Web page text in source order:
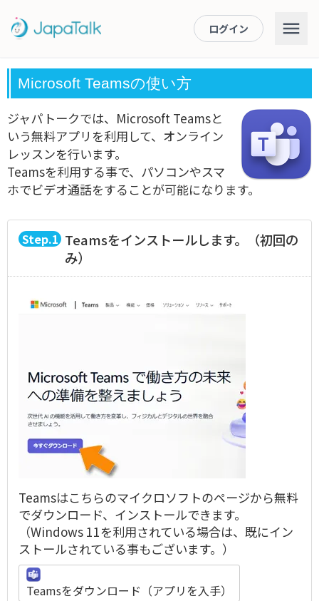
ログイン
Microsoft Teamsの使い方
ジャパトークでは、Microsoft Teamsと
いう無料アプリを利用して、オンライン
レッスンを行います。
Teamsを利用する事で、パソコンやスマ
ホでビデオ通話をすることが可能になります。
1 Teamsをインストールします。（初回の
み）
Teamsはこちらのマイクロソフトのページから無料
でダウンロード、インストールできます。
（Windows 11を利用されている場合は、既にイン
ストールされている事もございます。）
Teamsをダウンロード（アプリを入手）